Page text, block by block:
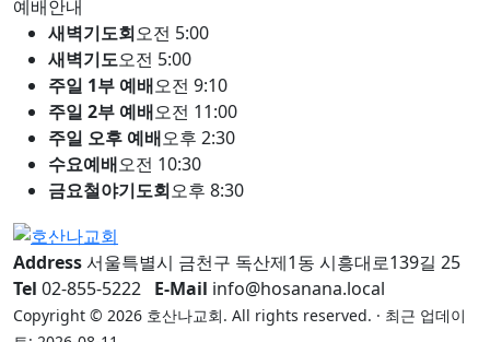
예배안내
새벽기도회오전 5:00
새벽기도오전 5:00
주일 1부 예배오전 9:10
주일 2부 예배오전 11:00
주일 오후 예배오후 2:30
수요예배오전 10:30
금요철야기도회오후 8:30
Address서울특별시 금천구 독산제1동 시흥대로139길 25
Tel 02-855-5222 E-Mail info@hosanana.local
Copyright © 2026 호산나교회. All rights reserved. · 최근 업데이